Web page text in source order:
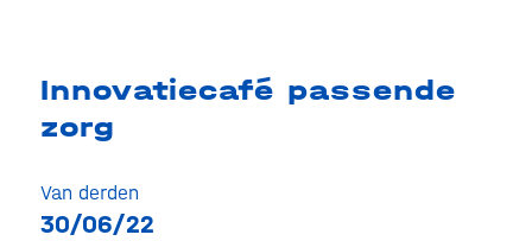
Innovatiecafé passende
zorg
Van derden
30/06/22